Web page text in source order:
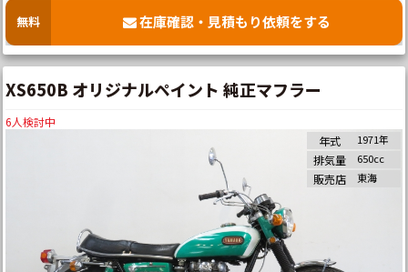
無料 在庫確認・見積もり依頼をする
XS650B オリジナルペイント 純正マフラー
6人検討中
年式 1971年
排気量 650cc
販売店 東海